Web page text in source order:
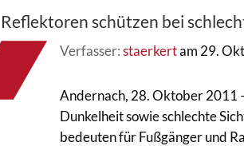
Reflektoren schützen bei
Verfasser:staerkertam 29.
Andernach, 28. Oktober 2011
Dunkelheit sowie schlechte
bedeuten für Fußgänger und